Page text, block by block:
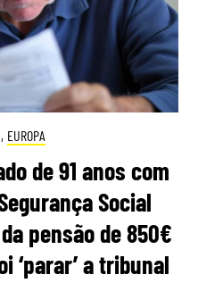
, EUROPA
de 91 anos com
Social
pensão de 850€
‘parar’ a tribunal